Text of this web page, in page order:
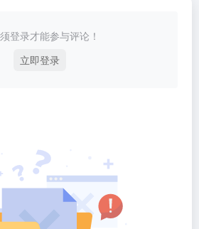
登录才能参与评论！
立即登录